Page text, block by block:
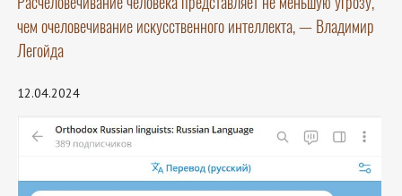
чем очеловечивание искусственного интеллекта, — Владимир
Легойда
12.04.2024